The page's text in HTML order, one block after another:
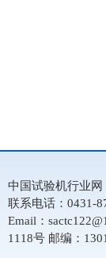
中国试验机行业网
联系电话：0431-
Email：
1118号 邮编：